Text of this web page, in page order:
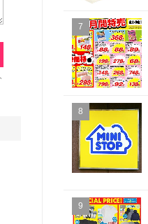
7
8
9